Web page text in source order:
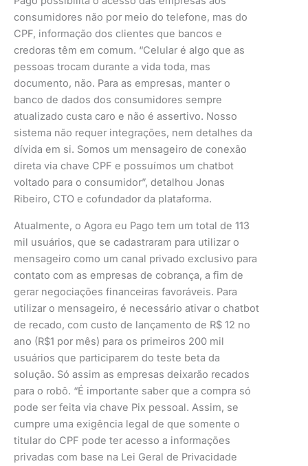
consumidores não por meio do telefone, mas do
CPF, informação dos clientes que bancos e
credoras têm em comum. “Celular é algo que as
pessoas trocam durante a vida toda, mas
documento, não. Para as empresas, manter o
banco de dados dos consumidores sempre
atualizado custa caro e não é assertivo. Nosso
sistema não requer integrações, nem detalhes da
dívida em si. Somos um mensageiro de conexão
direta via chave CPF e possuímos um chatbot
voltado para o consumidor”, detalhou Jonas
Ribeiro, CTO e cofundador da plataforma.
Atualmente, o Agora eu Pago tem um total de 113
mil usuários, que se cadastraram para utilizar o
mensageiro como um canal privado exclusivo para
contato com as empresas de cobrança, a fim de
gerar negociações financeiras favoráveis. Para
utilizar o mensageiro, é necessário ativar o chatbot
de recado, com custo de lançamento de R$ 12 no
ano (R$1 por mês) para os primeiros 200 mil
usuários que participarem do teste beta da
solução. Só assim as empresas deixarão recados
para o robô. “É importante saber que a compra só
pode ser feita via chave Pix pessoal. Assim, se
cumpre uma exigência legal de que somente o
titular do CPF pode ter acesso a informações
privadas com base na Lei Geral de Privacidade